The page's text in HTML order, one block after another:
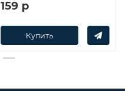
159 р
Купить